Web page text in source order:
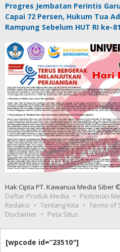
Progres Jembatan Perintis
Capai 72 Persen, Hukum Tua
Rampung Sebelum HUT RI ke-81
Hak Cipta PT. Kawanua Media Siber
Daftar Produk Media
Pedoman
Redaksi
Tentang Kita Terms of
Disclaimer
Peta Situs
[wpcode id=”23510″]